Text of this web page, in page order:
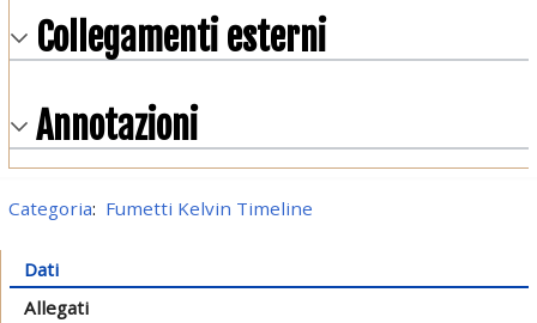
Collegamenti esterni
Annotazioni
Categoria: Fumetti Kelvin Timeline
Dati
Allegati